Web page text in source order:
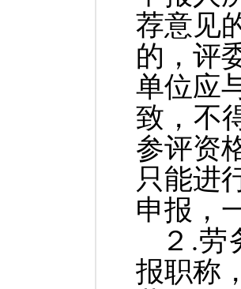
荐意见
的，评
单位应
致，不
参评资
只能进
申报，
２.
报职称